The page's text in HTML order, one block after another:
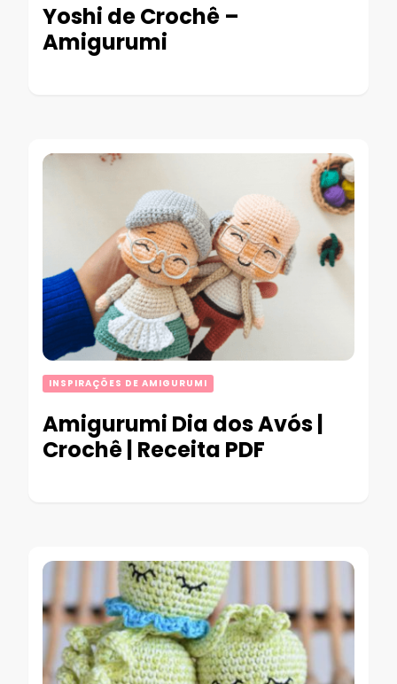
Yoshi de Crochê –
Amigurumi
INSPIRAÇÕES DE AMIGURUMI
Amigurumi Dia dos Avós |
Crochê | Receita PDF